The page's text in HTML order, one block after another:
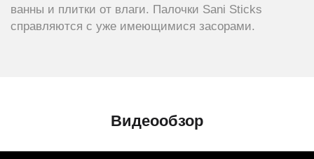
ванны и плитки от влаги. Палочки Sani Sticks
справляются с уже имеющимися засорами.
Видеообзор